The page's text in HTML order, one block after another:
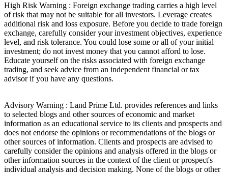
High Risk Warning : Foreign exchange trading carries a high level
of risk that may not be suitable for all investors. Leverage creates
additional risk and loss exposure. Before you decide to trade foreign
exchange, carefully consider your investment objectives, experience
level, and risk tolerance. You could lose some or all of your initial
investment; do not invest money that you cannot afford to lose.
Educate yourself on the risks associated with foreign exchange
trading, and seek advice from an independent financial or tax
advisor if you have any questions.
Advisory Warning : Land Prime Ltd. provides references and links
to selected blogs and other sources of economic and market
information as an educational service to its clients and prospects and
does not endorse the opinions or recommendations of the blogs or
other sources of information. Clients and prospects are advised to
carefully consider the opinions and analysis offered in the blogs or
other information sources in the context of the client or prospect's
individual analysis and decision making. None of the blogs or other